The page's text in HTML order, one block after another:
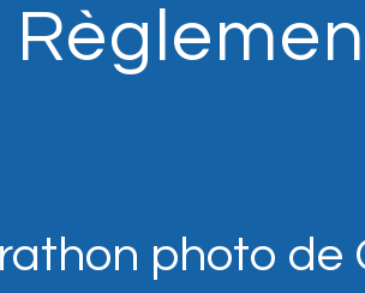
photo de